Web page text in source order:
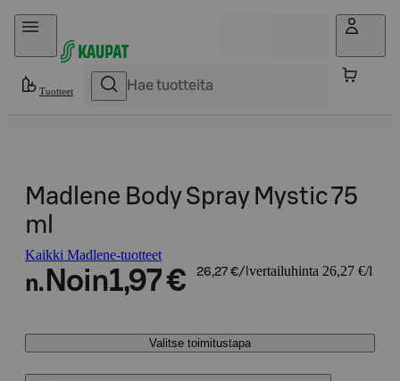
Hyppää sisältöön
Tuotteet
Madlene Body Spray Mystic 75
ml
Kaikki Madlene-tuotteet
n. Noin1,97 € 26,27 €/l vertailuhinta 26,27 €/l
Valitse toimitustapa